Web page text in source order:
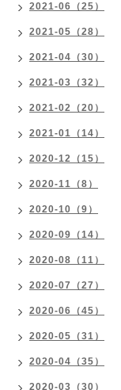
2021-06（25）
2021-05（28）
2021-04（30）
2021-03（32）
2021-02（20）
2021-01（14）
2020-12（15）
2020-11（8）
2020-10（9）
2020-09（14）
2020-08（11）
2020-07（27）
2020-06（45）
2020-05（31）
2020-04（35）
2020-03（30）